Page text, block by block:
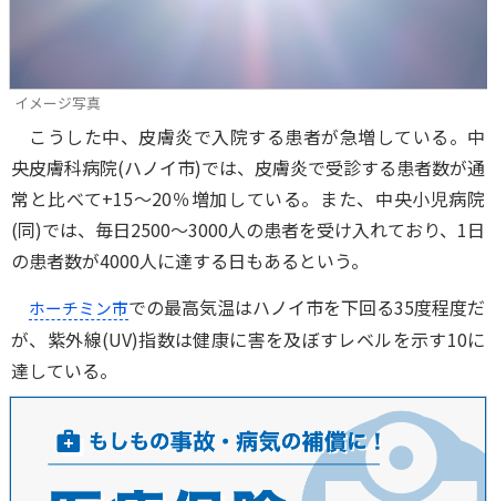
イメージ写真
こうした中、皮膚炎で入院する患者が急増している。中
央皮膚科病院(ハノイ市)では、皮膚炎で受診する患者数が通
常と比べて+15～20％増加している。また、中央小児病院
(同)では、毎日2500～3000人の患者を受け入れており、1日
の患者数が4000人に達する日もあるという。
ホーチミン市での最高気温はハノイ市を下回る35度程度だ
が、紫外線(UV)指数は健康に害を及ぼすレベルを示す10に
達している。